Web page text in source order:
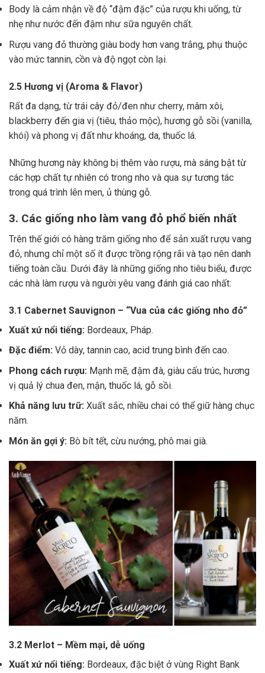
Body là cảm nhận về độ “đậm đặc” của rượu khi uống, từ
nhẹ như nước đến đậm như sữa nguyên chất.
Rượu vang đỏ thường giàu body hơn vang trắng, phụ thuộc
vào mức tannin, cồn và độ ngọt còn lại.
2.5 Hương vị (Aroma & Flavor)
Rất đa dạng, từ trái cây đỏ/đen như cherry, mâm xôi,
blackberry đến gia vị (tiêu, thảo mộc), hương gỗ sồi (vanilla,
khói) và phong vị đất như khoáng, da, thuốc lá.
Những hương này không bị thêm vào rượu, mà sáng bật từ
các hợp chất tự nhiên có trong nho và qua sự tương tác
trong quá trình lên men, ủ thùng gỗ.
3. Các giống nho làm vang đỏ phổ biến nhất
Trên thế giới có hàng trăm giống nho để sản xuất rượu vang
đỏ, nhưng chỉ một số ít được trồng rộng rãi và tạo nên danh
tiếng toàn cầu. Dưới đây là những giống nho tiêu biểu, được
các nhà làm rượu và người yêu vang đánh giá cao nhất:
3.1 Cabernet Sauvignon – “Vua của các giống nho đỏ”
Xuất xứ nổi tiếng: Bordeaux, Pháp.
Đặc điểm: Vỏ dày, tannin cao, acid trung bình đến cao.
Phong cách rượu: Mạnh mẽ, đậm đà, giàu cấu trúc, hương
vị quả lý chua đen, mận, thuốc lá, gỗ sồi.
Khả năng lưu trữ: Xuất sắc, nhiều chai có thể giữ hàng chục
năm.
Món ăn gợi ý: Bò bít tết, cừu nướng, phô mai già.
3.2 Merlot – Mềm mại, dễ uống
Xuất xứ nổi tiếng: Bordeaux, đặc biệt ở vùng Right Bank